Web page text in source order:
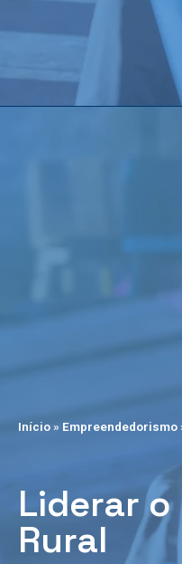
Início» Empreendedorismo
Liderar
Rural